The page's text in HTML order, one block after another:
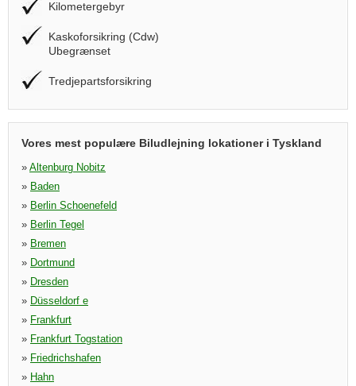
Kilometergebyr
Kaskoforsikring (Cdw)
Ubegrænset
Tredjepartsforsikring
Vores mest populære Biludlejning lokationer i Tyskland
» Altenburg Nobitz
» Baden
» Berlin Schoenefeld
» Berlin Tegel
» Bremen
» Dortmund
» Dresden
» Düsseldorf e
» Frankfurt
» Frankfurt Togstation
» Friedrichshafen
» Hahn